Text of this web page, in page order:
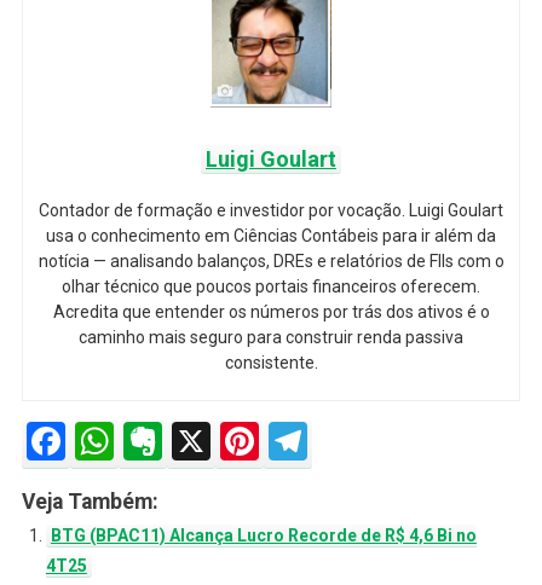
Luigi Goulart
Contador de formação e investidor por vocação. Luigi Goulart
usa o conhecimento em Ciências Contábeis para ir além da
notícia — analisando balanços, DREs e relatórios de FIIs com o
olhar técnico que poucos portais financeiros oferecem.
Acredita que entender os números por trás dos ativos é o
caminho mais seguro para construir renda passiva
consistente.
Facebook
WhatsApp
Evernote
X Pinterest
Telegram
Veja Também:
BTG (BPAC11) Alcança Lucro Recorde de R$ 4,6 Bi no
4T25